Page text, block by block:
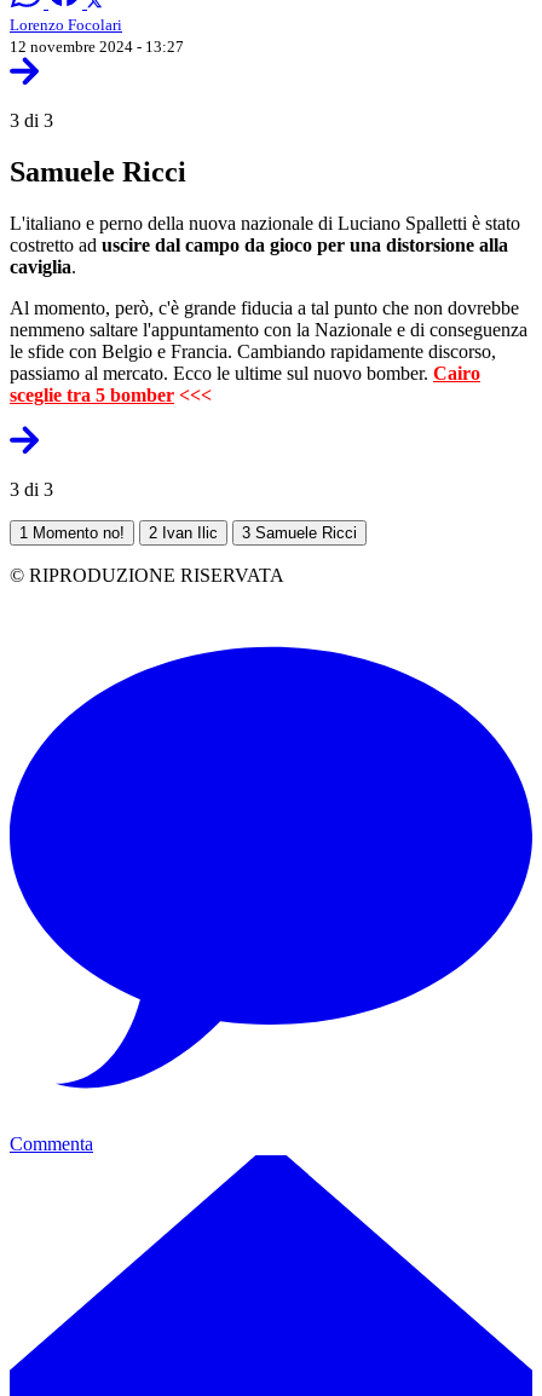
Lorenzo Focolari
12 novembre 2024 - 13:27
3 di 3
Samuele Ricci
L'italiano e perno della nuova nazionale di Luciano Spalletti è stato
costretto ad uscire dal campo da gioco per una distorsione alla
caviglia.
Al momento, però, c'è grande fiducia a tal punto che non dovrebbe
nemmeno saltare l'appuntamento con la Nazionale e di conseguenza
le sfide con Belgio e Francia. Cambiando rapidamente discorso,
passiamo al mercato. Ecco le ultime sul nuovo bomber. Cairo
sceglie tra 5 bomber <<<
3 di 3
1 Momento no! 2 Ivan Ilic 3 Samuele Ricci
© RIPRODUZIONE RISERVATA
Commenta